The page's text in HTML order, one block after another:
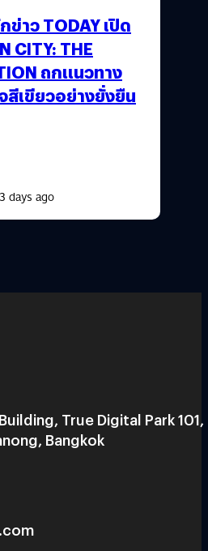
าว TODAY เปิด
CITY: THE
ถกแนวทาง
เขียวอย่างยั่งยืน
days ago
True Digital Park 101,
Bangkok